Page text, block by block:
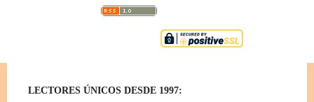
LECTORES ÚNICOS DESDE 1997: